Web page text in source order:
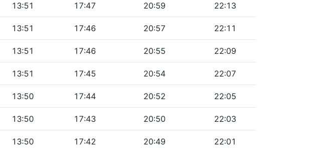
13:51 17:47 20:59 22:13
13:51 17:46 20:57 22:11
13:51 17:46 20:55 22:09
13:51 17:45 20:54 22:07
13:50 17:44 20:52 22:05
13:50 17:43 20:50 22:03
13:50 17:42 20:49 22:01